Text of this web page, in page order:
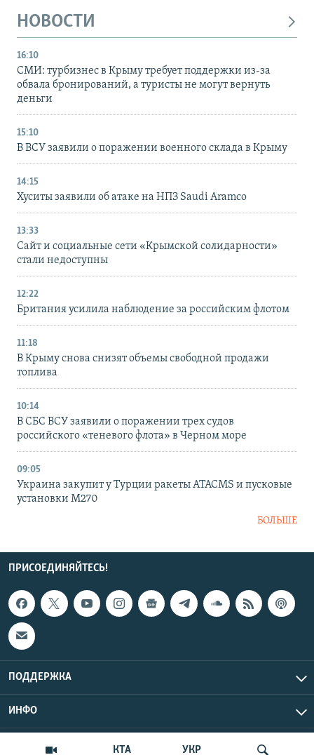
КТА УКР
НОВОСТИ
16:10
СМИ: турбизнес в Крыму требует поддержки из-за
обвала бронирований, а туристы не могут вернуть
деньги
15:10
В ВСУ заявили о поражении военного склада в Крыму
14:15
Хуситы заявили об атаке на НПЗ Saudi Aramco
13:33
Сайт и социальные сети «Крымской солидарности»
стали недоступны
12:22
Британия усилила наблюдение за российским флотом
11:18
В Крыму снова снизят объемы свободной продажи
топлива
10:14
В СБС ВСУ заявили о поражении трех судов
российского «теневого флота» в Черном море
09:05
Украина закупит у Турции ракеты ATACMS и пусковые
установки M270
БОЛЬШЕ
ПРИСОЕДИНЯЙТЕСЬ!
ПОДДЕРЖКА
ИНФО
Copyright Крым.Реалии, 2026 | Все права защищены.
UTC+3